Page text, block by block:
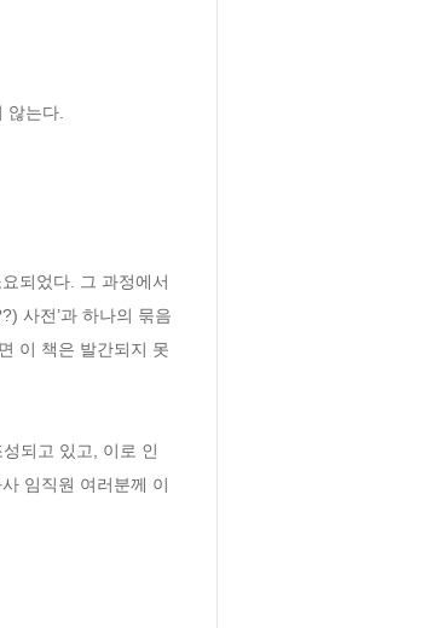
는다.
되었다. 그 과정에서
사전’과 하나의 묶음
이 책은 발간되지 못
되고 있고, 이로 인
임직원 여러분께 이